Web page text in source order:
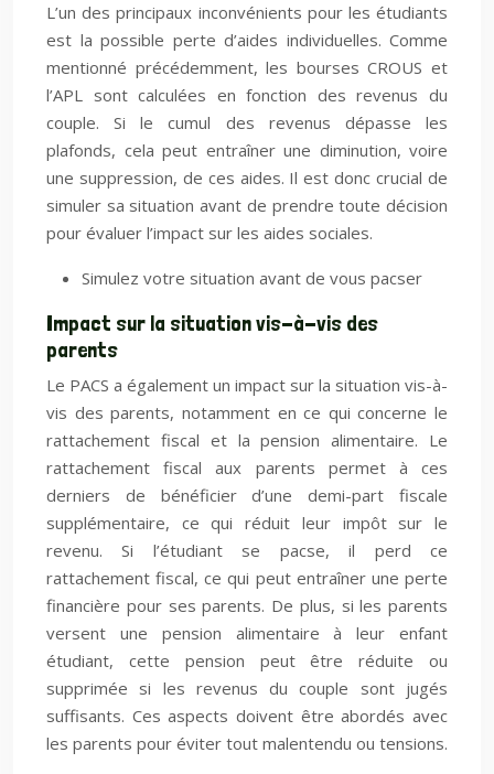
L’un des principaux inconvénients pour les étudiants
est la possible perte d’aides individuelles. Comme
mentionné précédemment, les bourses CROUS et
l’APL sont calculées en fonction des revenus du
couple. Si le cumul des revenus dépasse les
plafonds, cela peut entraîner une diminution, voire
une suppression, de ces aides. Il est donc crucial de
simuler sa situation avant de prendre toute décision
pour évaluer l’impact sur les aides sociales.
Simulez votre situation avant de vous pacser
Impact sur la situation vis-à-vis des
parents
Le PACS a également un impact sur la situation vis-à-
vis des parents, notamment en ce qui concerne le
rattachement fiscal et la pension alimentaire. Le
rattachement fiscal aux parents permet à ces
derniers de bénéficier d’une demi-part fiscale
supplémentaire, ce qui réduit leur impôt sur le
revenu. Si l’étudiant se pacse, il perd ce
rattachement fiscal, ce qui peut entraîner une perte
financière pour ses parents. De plus, si les parents
versent une pension alimentaire à leur enfant
étudiant, cette pension peut être réduite ou
supprimée si les revenus du couple sont jugés
suffisants. Ces aspects doivent être abordés avec
les parents pour éviter tout malentendu ou tensions.